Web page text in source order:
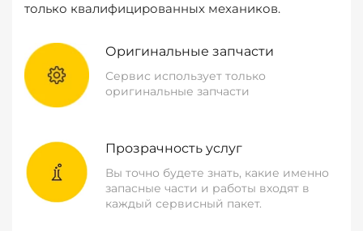
только квалифицированных механиков.
Оригинальные запчасти
Сервис использует только
оригинальные запчасти
Прозрачность услуг
Вы точно будете знать, какие именно
запасные части и работы входят в
каждый сервисный пакет.